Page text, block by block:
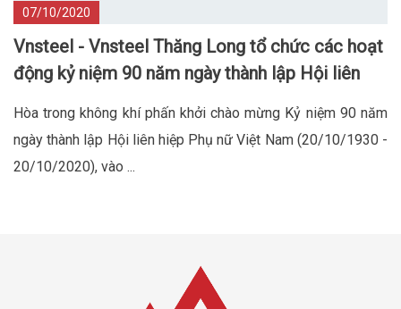
07/10/2020
Vnsteel - Vnsteel Thăng Long tổ chức các hoạt
động kỷ niệm 90 năm ngày thành lập Hội liên
Hòa trong không khí phấn khởi chào mừng Kỷ niệm 90 năm
ngày thành lập Hội liên hiệp Phụ nữ Việt Nam (20/10/1930 -
20/10/2020), vào ...